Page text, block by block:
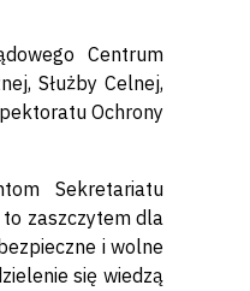
Centrum
Służby Celnej,
Ochrony
Sekretariatu
zaszczytem dla
i wolne
się wiedzą